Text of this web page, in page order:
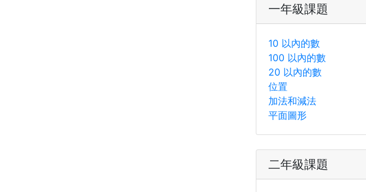
一年級課題
10 以內的數
100 以內的數
20 以內的數
位置
加法和減法
平面圖形
二年級課題